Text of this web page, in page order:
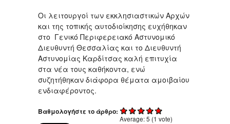
Οι λειτουργοί των εκκλησιαστικών Αρχών
και της τοπικής αυτοδιοίκησης ευχήθηκαν
στο Γενικό Περιφερειακό Αστυνομικό
Διευθυντή Θεσσαλίας και το Διευθυντή
Αστυνομίας Καρδίτσας καλή επιτυχία
στα νέα τους καθήκοντα, ενώ
συζητήθηκαν διάφορα θέματα αμοιβαίου
ενδιαφέροντος.
Βαθμολογήστε το άρθρο:
Average:5 (1 vote)